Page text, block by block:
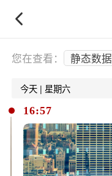
您在查看： 静态数据
今天 | 星期六
16:57